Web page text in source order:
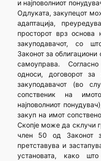
и најповолниот
Одлуката, закупецот
адаптација,
просторот врз основа
закуподавачот, со
Законот за облигациони
самоуправа.
односи, договорот
закуподавачот (во
сопственик на
најповолниот
закуп на имот
Скопје може да склучи
член 50 од Законот
претставува и
установата, како